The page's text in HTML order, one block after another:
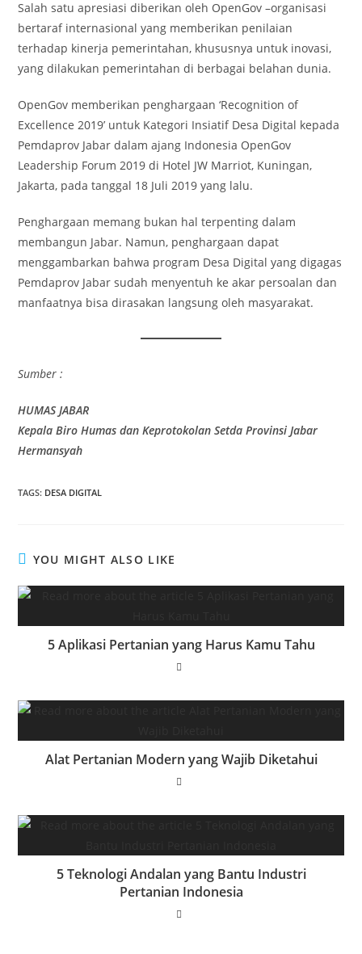
Salah satu apresiasi diberikan oleh OpenGov –organisasi
bertaraf internasional yang memberikan penilaian
terhadap kinerja pemerintahan, khususnya untuk inovasi,
yang dilakukan pemerintahan di berbagai belahan dunia.
OpenGov memberikan penghargaan ‘Recognition of
Excellence 2019’ untuk Kategori Insiatif Desa Digital kepada
Pemdaprov Jabar dalam ajang Indonesia OpenGov
Leadership Forum 2019 di Hotel JW Marriot, Kuningan,
Jakarta, pada tanggal 18 Juli 2019 yang lalu.
Penghargaan memang bukan hal terpenting dalam
membangun Jabar. Namun, penghargaan dapat
menggambarkan bahwa program Desa Digital yang digagas
Pemdaprov Jabar sudah menyentuh ke akar persoalan dan
manfaatnya bisa dirasakan langsung oleh masyarakat.
Sumber :
HUMAS JABAR
Kepala Biro Humas dan Keprotokolan Setda Provinsi Jabar
Hermansyah
TAGS: DESA DIGITAL
YOU MIGHT ALSO LIKE
5 Aplikasi Pertanian yang Harus Kamu Tahu
Alat Pertanian Modern yang Wajib Diketahui
5 Teknologi Andalan yang Bantu Industri
Pertanian Indonesia